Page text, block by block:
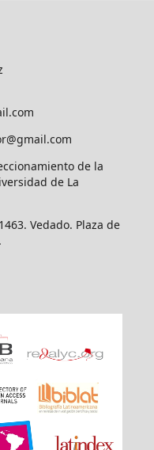
de la
de La
Vedado. Plaza de